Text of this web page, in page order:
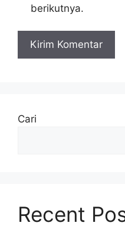
berikutnya.
Cari
Recent